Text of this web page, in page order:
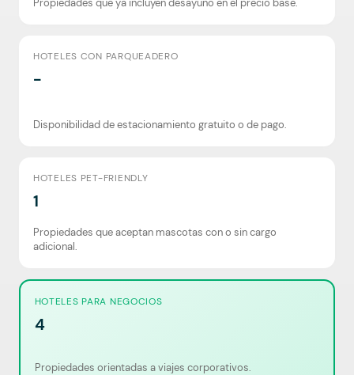
Propiedades que ya incluyen desayuno en el precio base.
HOTELES CON PARQUEADERO
-
Disponibilidad de estacionamiento gratuito o de pago.
HOTELES PET-FRIENDLY
1
Propiedades que aceptan mascotas con o sin cargo
adicional.
HOTELES PARA NEGOCIOS
4
Propiedades orientadas a viajes corporativos.